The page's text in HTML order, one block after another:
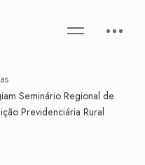
Seminário Regional de
Previdenciária Rural